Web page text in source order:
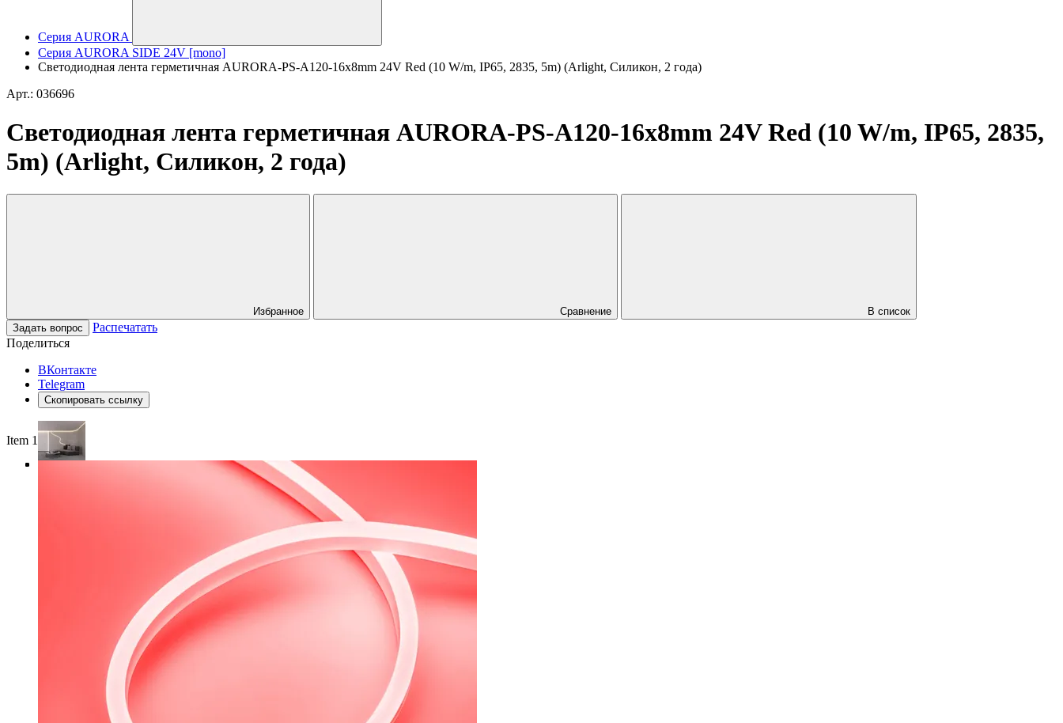
Серия AURORA
Серия AURORA SIDE 24V [mono]
Светодиодная лента герметичная AURORA-PS-A120-16x8mm 24V Red (10 W/m, IP65, 2835, 5m) (Arlight, Силикон, 2 года)
Арт.: 036696
Светодиодная лента герметичная AURORA-PS-A120-16x8mm 24V Red (10 W/m, IP65, 2835,
5m) (Arlight, Силикон, 2 года)
Избранное Сравнение
В список
Задать вопрос
Распечатать
Поделиться
ВКонтакте
Telegram
Скопировать ссылку
Item 1 of 4